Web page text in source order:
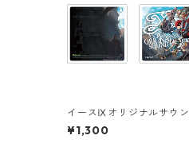
イースⅨオリジナルサウン
ドトラックジャケットアク
リルコースター
¥1,300